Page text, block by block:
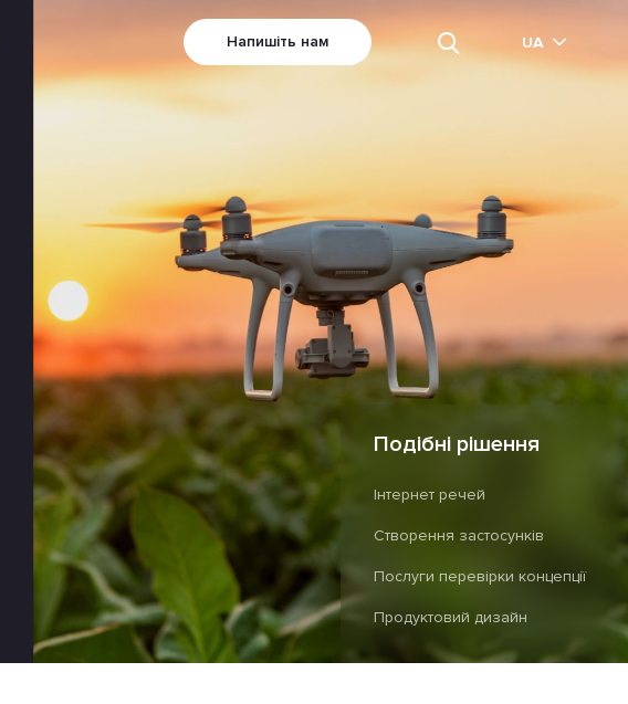
Напишіть нам UA
Подібні рішення
Інтернет речей
Створення застосунків
Послуги перевірки концепції
Продуктовий дизайн